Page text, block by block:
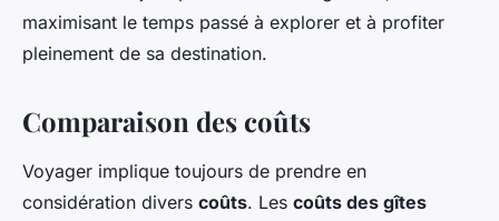
maximisant le temps passé à explorer et à profiter
pleinement de sa destination.
Comparaison des coûts
Voyager implique toujours de prendre en
considération divers coûts. Les coûts des gîtes